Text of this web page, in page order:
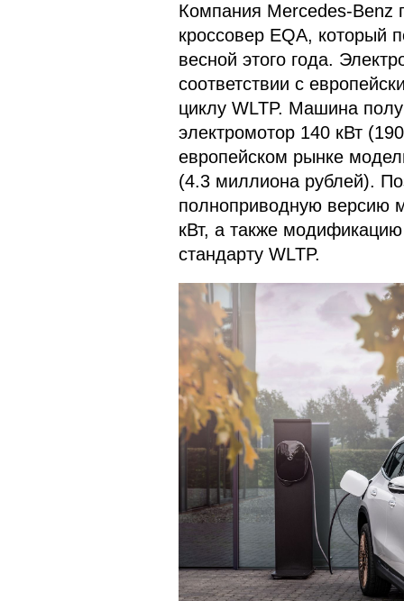
Компания Mercedes-Benz
кроссовер EQA, который
весной этого года.
соответствии с
циклу WLTP. Машина
электромотор 140 кВт
европейском рынке
(4.3 миллиона рублей).
полноприводную версию
кВт, а также
стандарту WLTP.